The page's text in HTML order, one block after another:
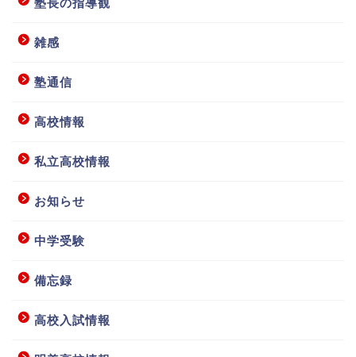
塾長の指導観
雑感
塾通信
高校情報
私立高校情報
お知らせ
中学受験
備忘録
高校入試情報